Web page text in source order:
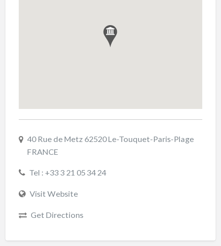
40 Rue de Metz 62520 Le-Touquet-Paris-Plage
FRANCE
Tel : +33 3 21 05 34 24
Visit Website
Get Directions